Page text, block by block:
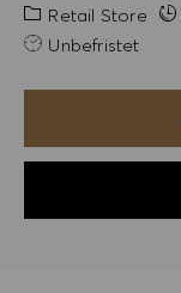
Kategorie
Retail Store
Unbefristet